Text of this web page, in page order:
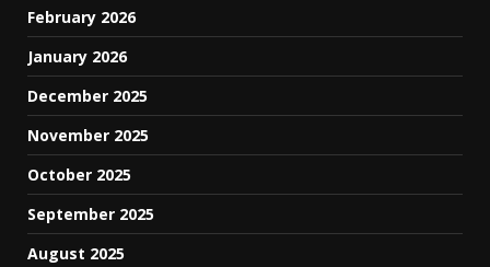
February 2026
January 2026
December 2025
November 2025
October 2025
September 2025
August 2025